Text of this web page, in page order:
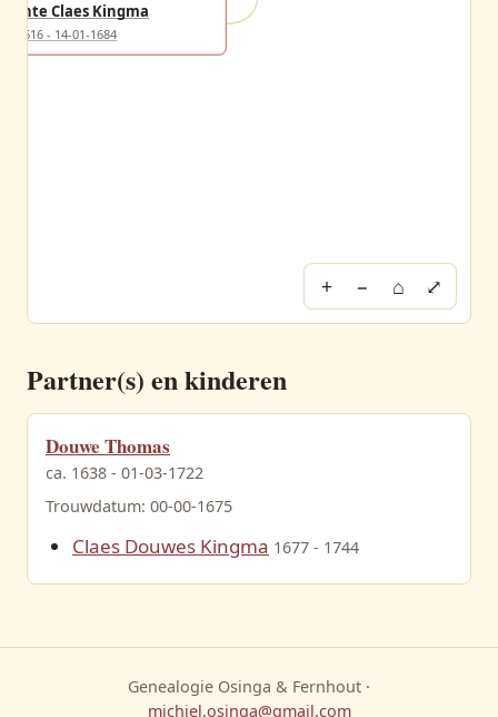
Inte Claes Kingma
1616 - 14-01-1684
+ − ⌂ ⤢
Partner(s) en kinderen
Douwe Thomas
ca. 1638 - 01-03-1722
Trouwdatum: 00-00-1675
Claes Douwes Kingma 1677 - 1744
Genealogie Osinga & Fernhout ·
michiel.osinga@gmail.com